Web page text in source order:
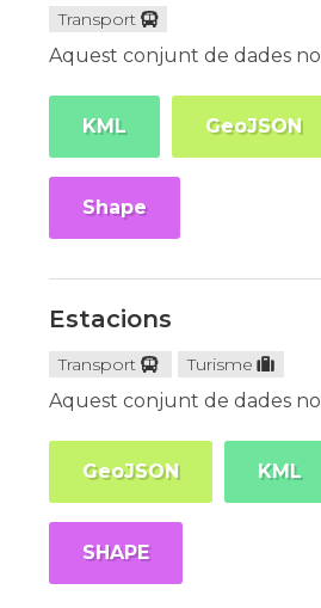
Transport
Aquest conjunt de dades
KML GeoJSON
Shape
Estacions
Transport Turisme
Aquest conjunt de dades
GeoJSON KML
SHAPE